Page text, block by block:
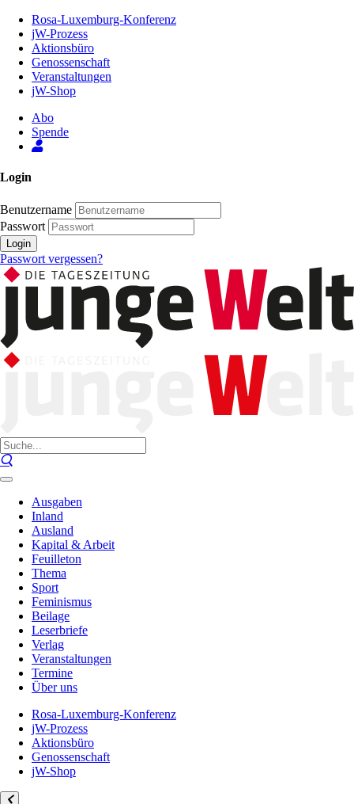
Inhalt
Seite
Rosa-Luxemburg-Konferenz
jW-Prozess
Aktionsbüro
Genossenschaft
Veranstaltungen
jW-Shop
Abo
Spende
Login
Benutzername
Passwort
Login
Passwort vergessen?
Ausgaben
Inland
Ausland
Kapital & Arbeit
Feuilleton
Thema
Sport
Feminismus
Beilage
Leserbriefe
Verlag
Veranstaltungen
Termine
Über uns
Rosa-Luxemburg-Konferenz
jW-Prozess
Aktionsbüro
Genossenschaft
jW-Shop